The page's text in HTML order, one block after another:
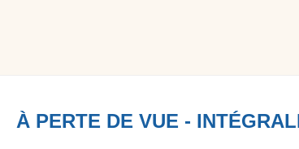
À PERTE DE VUE -